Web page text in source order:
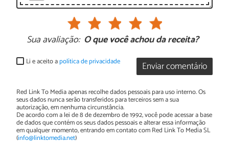
Sua avaliação: O que você achou da receita?
Enviar comentário
Li e aceito apolítica de privacidade
Red Link To Media apenas recolhe dados pessoais para uso interno. Os
seus dados nunca serão transferidos para terceiros sem a sua
autorização, em nenhuma circunstância.
De acordo com a lei de 8 de dezembro de 1992, você pode acessar a base
de dados que contém os seus dados pessoais e alterar essa informação
em qualquer momento, entrando em contato com Red Link To Media SL
(info@linktomedia.net)